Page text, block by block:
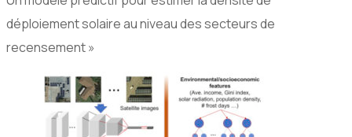
déploiement solaire au niveau des secteurs de
recensement »